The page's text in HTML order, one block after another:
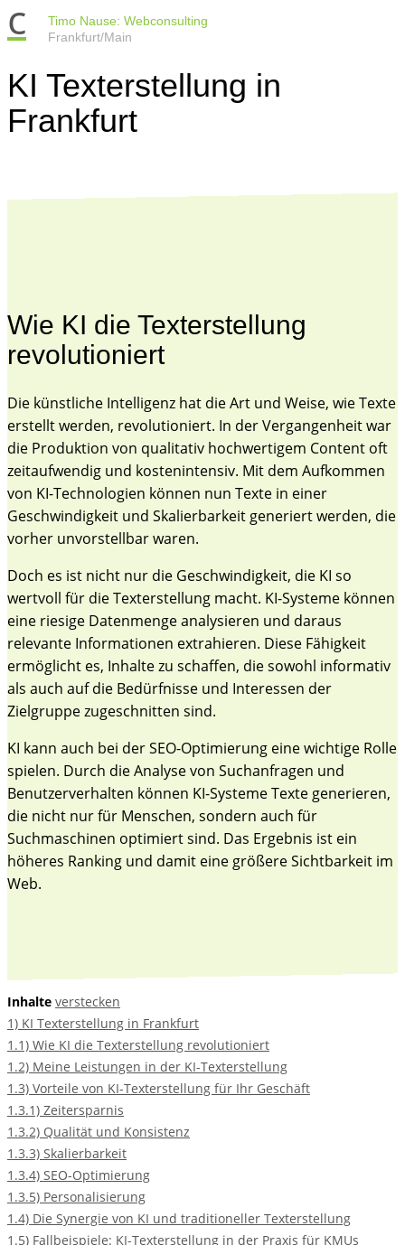
Timo Nause: Webconsulting
Frankfurt/Main
c
KI Texterstellung in
Frankfurt
Wie KI die Texterstellung
revolutioniert
Die künstliche Intelligenz hat die Art und Weise, wie Texte
erstellt werden, revolutioniert. In der Vergangenheit war
die Produktion von qualitativ hochwertigem Content oft
zeitaufwendig und kostenintensiv. Mit dem Aufkommen
von KI-Technologien können nun Texte in einer
Geschwindigkeit und Skalierbarkeit generiert werden, die
vorher unvorstellbar waren.
Doch es ist nicht nur die Geschwindigkeit, die KI so
wertvoll für die Texterstellung macht. KI-Systeme können
eine riesige Datenmenge analysieren und daraus
relevante Informationen extrahieren. Diese Fähigkeit
ermöglicht es, Inhalte zu schaffen, die sowohl informativ
als auch auf die Bedürfnisse und Interessen der
Zielgruppe zugeschnitten sind.
KI kann auch bei der SEO-Optimierung eine wichtige Rolle
spielen. Durch die Analyse von Suchanfragen und
Benutzerverhalten können KI-Systeme Texte generieren,
die nicht nur für Menschen, sondern auch für
Suchmaschinen optimiert sind. Das Ergebnis ist ein
höheres Ranking und damit eine größere Sichtbarkeit im
Web.
Inhalte verstecken
1) KI Texterstellung in Frankfurt
1.1) Wie KI die Texterstellung revolutioniert
1.2) Meine Leistungen in der KI-Texterstellung
1.3) Vorteile von KI-Texterstellung für Ihr Geschäft
1.3.1) Zeitersparnis
1.3.2) Qualität und Konsistenz
1.3.3) Skalierbarkeit
1.3.4) SEO-Optimierung
1.3.5) Personalisierung
1.4) Die Synergie von KI und traditioneller Texterstellung
1.5) Fallbeispiele: KI-Texterstellung in der Praxis für KMUs